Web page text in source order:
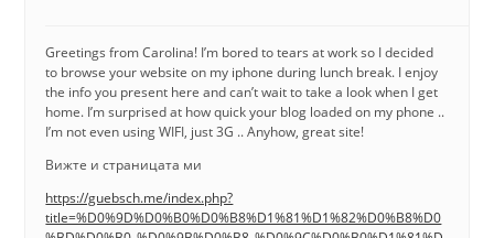
Greetings from Carolina! I’m bored to tears at work so I decided
to browse your website on my iphone during lunch break. I enjoy
the info you present here and can’t wait to take a look when I get
home. I’m surprised at how quick your blog loaded on my phone ..
I’m not even using WIFI, just 3G .. Anyhow, great site!
Вижте и страницата ми
https://guebsch.me/index.php?
title=%D0%9D%D0%B0%D0%B8%D1%81%D1%82%D0%B8%D0